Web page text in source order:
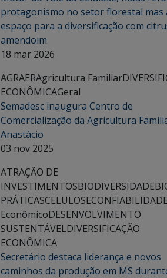
protagonismo no setor florestal mas
espaço para a diversificação com
amendoim
18 mar 2026
AGRAERAgricultura Familiar
ECONÔMICAGeral
Semadesc inaugura Centro de
Comercialização da Agricultura
Anastácio
03 nov 2025
ATRAÇÃO DE
INVESTIMENTOSBIODIVERSIDADE
PRÁTICASCELULOSECONFIABILIDADE
EconômicoDESENVOLVIMENTO
SUSTENTÁVELDIVERSIFICAÇÃO
ECONÔMICA
Secretário destaca liderança e novos
caminhos da produção em MS